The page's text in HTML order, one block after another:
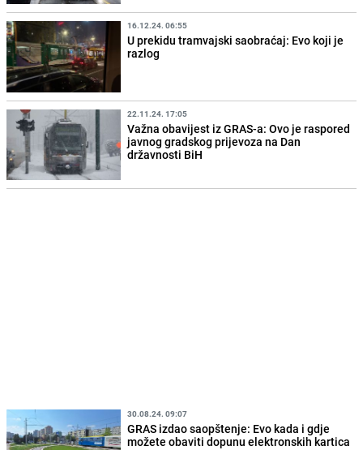
16.12.24. 06:55
U prekidu tramvajski saobraćaj: Evo koji je
razlog
22.11.24. 17:05
Važna obavijest iz GRAS-a: Ovo je raspored
javnog gradskog prijevoza na Dan
državnosti BiH
30.08.24. 09:07
GRAS izdao saopštenje: Evo kada i gdje
možete obaviti dopunu elektronskih kartica